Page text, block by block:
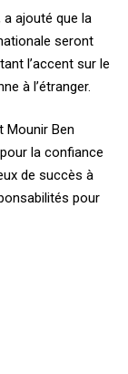
a ajouté que la
seront
l’accent sur le
à l’étranger.
Mounir Ben
la confiance
de succès à
pour